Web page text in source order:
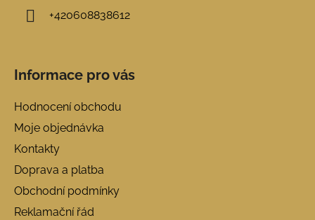
+420608838612
Informace pro vás
Hodnocení obchodu
Moje objednávka
Kontakty
Doprava a platba
Obchodní podmínky
Reklamační řád